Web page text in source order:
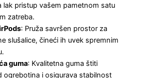
lak pristup vašem pametnom satu
zatreba.
: Pruža savršen prostor za
slušalice, čineći ih uvek spremnim
guma: Kvalitetna guma štiti
ogrebotina i osigurava stabilnost